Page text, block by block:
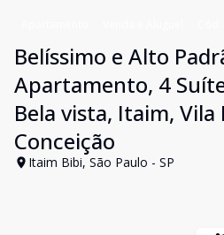
Belíssimo e Alto
Apartamento, 4
Bela vista, Itaim, Vila
Conceição
Itaim Bibi, São Paulo - SP